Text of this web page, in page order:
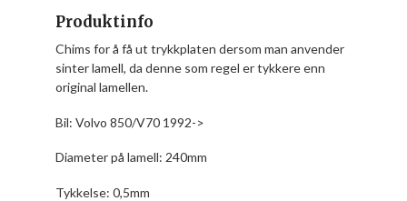
Produktinfo
Chims for å få ut trykkplaten dersom man anvender
sinter lamell, da denne som regel er tykkere enn
original lamellen.
Bil:Volvo 850/V70 1992->
Diameter på lamell: 240mm
Tykkelse: 0,5mm